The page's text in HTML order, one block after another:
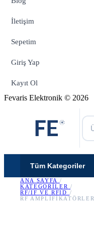
İletişim
Sepetim
Giriş Yap
Kayıt Ol
Fevaris Elektronik © 2026
Tüm Kategoriler
ANA SAYFA /
KATEGORILER /
RF/IF VE RFID /
RF AMPLIFIKATÖRLER